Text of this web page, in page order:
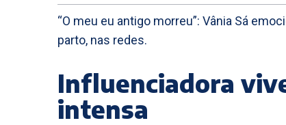
“O meu eu antigo morreu”: Vânia Sá
parto, nas redes.
Influenciadora
intensa